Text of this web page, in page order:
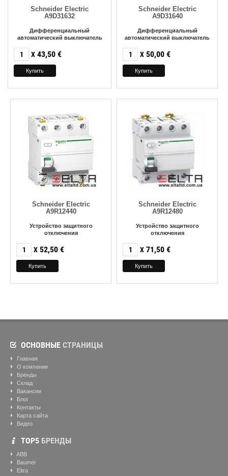
Schneider Electric
A9D31632
Дифференциальный
автоматический выключатель
X 43,50 €
Schneider Electric
A9D31640
Дифференциальный
автоматический выключатель
X 50,00 €
Schneider Electric
A9R12440
Устройство защитного
отключения
X 52,50 €
Schneider Electric
A9R12480
Устройство защитного
отключения
X 71,50 €
ОСНОВНЫЕ СТРАНИЦЫ
Главная
О компании
Бренды
Склад
Вакансии
Блог
Контакты
Карта сайта
Видео
ТОР5 БРЕНДЫ
ABB
Baumer
Eltra